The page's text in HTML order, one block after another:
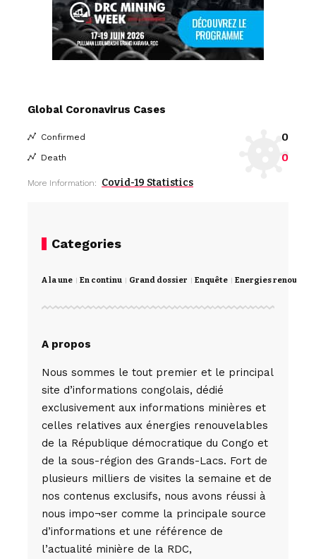
Global Coronavirus Cases
Confirmed 0
Death 0
More Information: Covid-19 Statistics
Categories
A la une En continu Grand dossier Enquête Energies
A propos
Nous sommes le tout premier et le principal
site d’informations congolais, dédié
exclusivement aux informations minières et
celles relatives aux énergies renouvelables
de la République démocratique du Congo et
de la sous-région des Grands-Lacs. Fort de
plusieurs milliers de visites la semaine et de
nos contenus exclusifs, nous avons réussi à
nous impo¬ser comme la principale source
d’informations et une référence de
l’actualité minière de la RDC,